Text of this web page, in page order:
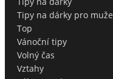
Tipy na dárky pro muže
Top
Vánoční tipy
Volný čas
Vztahy